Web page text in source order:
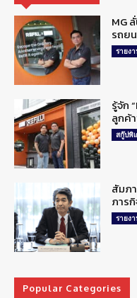
MG
รถย
รายง
รู้จัก
ลูกค้
สกู๊ปพิ
สัมภ
ภาร
รายง
Popular Categories